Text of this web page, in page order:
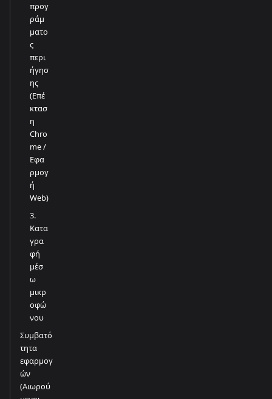
προγ
ράμ
ματο
ς
περι
ήγησ
ης
(Επέ
κτασ
η
Chro
me /
Εφα
ρμογ
ή
Web)
3.
Κατα
γρα
φή
μέσ
ω
μικρ
οφώ
νου
Συμβατό
τητα
εφαρμογ
ών
(Αιωρού